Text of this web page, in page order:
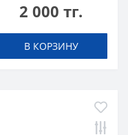
2 000 тг.
В КОРЗИНУ